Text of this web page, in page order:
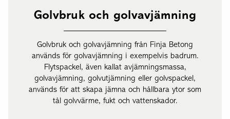
Golvbruk och golvavjämning
Golvbruk och golvavjämning från Finja Betong
används för golvavjämning i exempelvis badrum.
Flytspackel, även kallat avjämningsmassa,
golvavjämning, golvutjämning eller golvspackel,
används för att skapa jämna och hållbara ytor som
tål golvvärme, fukt och vattenskador.